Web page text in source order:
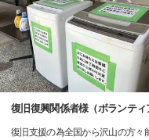
復旧復興関係者様（ボランテ
復旧支援の為全国から沢山の方々